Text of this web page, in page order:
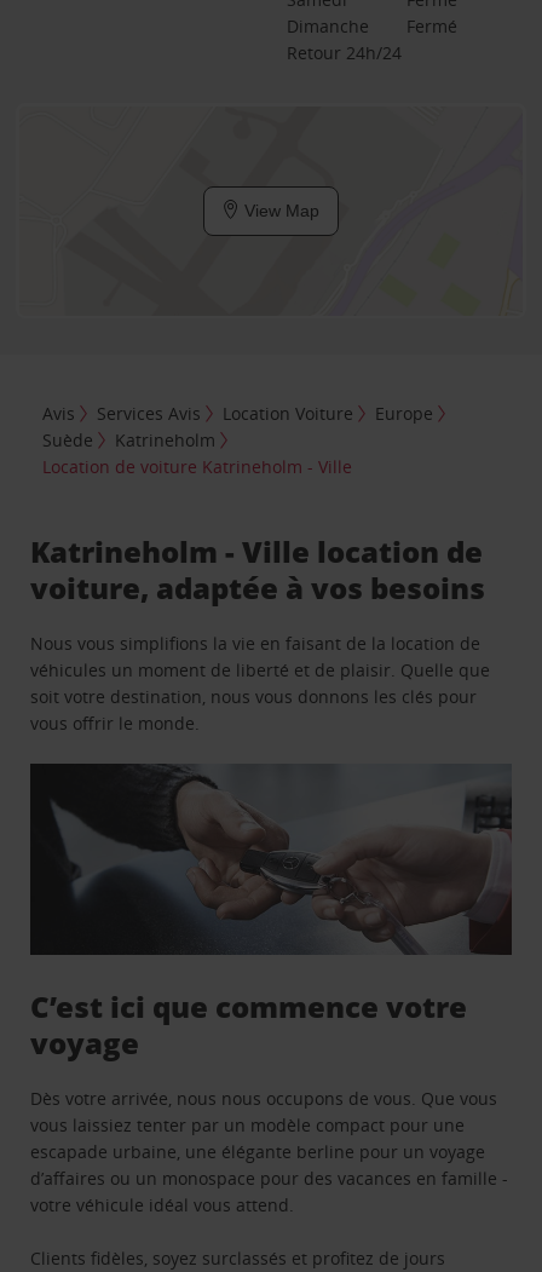
Dimanche
Fermé
Retour 24h/24
View Map
Avis Services Avis Location Voiture
Europe
Suède
Katrineholm
Location de voiture Katrineholm - Ville
Katrineholm - Ville location de
voiture, adaptée à vos besoins
Nous vous simplifions la vie en faisant de la location de
véhicules un moment de liberté et de plaisir. Quelle que
soit votre destination, nous vous donnons les clés pour
vous offrir le monde.
C’est ici que commence votre
voyage
Dès votre arrivée, nous nous occupons de vous. Que vous
vous laissiez tenter par un modèle compact pour une
escapade urbaine, une élégante berline pour un voyage
d’affaires ou un monospace pour des vacances en famille -
votre véhicule idéal vous attend.
Clients fidèles, soyez surclassés et profitez de jours